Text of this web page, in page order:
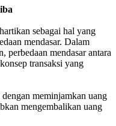
sebagai hal yang
mendasar. Dalam
perbedaan mendasar antara
transaksi yang
meminjamkan uang
mengembalikan uang